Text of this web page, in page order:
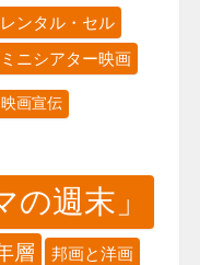
レンタル・セル
ニシアター映画
映画宣伝
週末」
層 邦画と洋画